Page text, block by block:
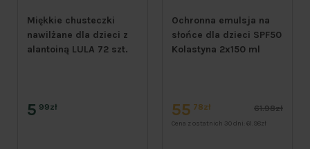
Miękkie chusteczki
nawilżane dla dzieci z
alantoiną LULA 72 szt.
5 99zł
Ochronna emulsja na
słońce dla dzieci SPF50
Kolastyna 2x150 ml
55 78zł 61.98zł
Cena z ostatnich 30 dni: 61.98zł